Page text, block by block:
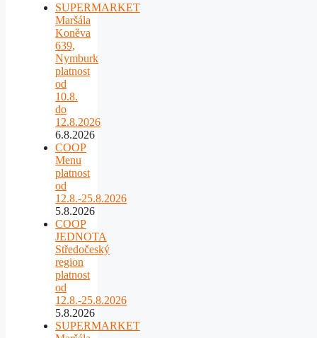
SUPERMARKET
Maršála
Koněva
639,
Nymburk
platnost
od
10.8.
do
12.8.2026
6.8.2026
COOP
Menu
platnost
od
12.8.-25.8.2026
5.8.2026
COOP
JEDNOTA
Středočeský
region
platnost
od
12.8.-25.8.2026
5.8.2026
SUPERMARKET